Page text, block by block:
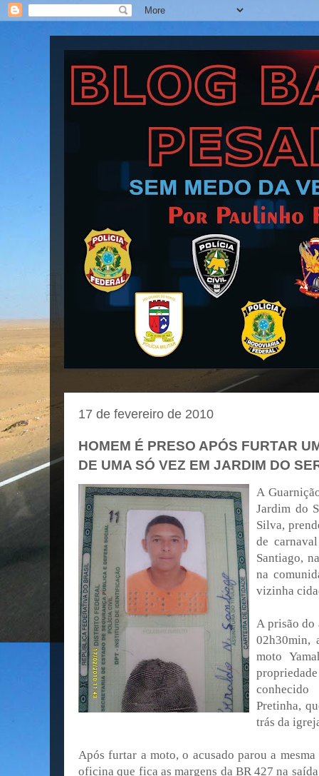
Blog Barra Pesada
17 de fevereiro de 2010
HOMEM É PRESO APÓS FURTAR
DE UMA SÓ VEZ EM JARDIM DO
A
Jardim do
Silva,
de
Santiago,
na
vizinha
A prisão do
02h30min,
moto
Pretinha,
trás da
Após furtar a moto, o acusado parou a
oficina que fica as margens da BR 427 na